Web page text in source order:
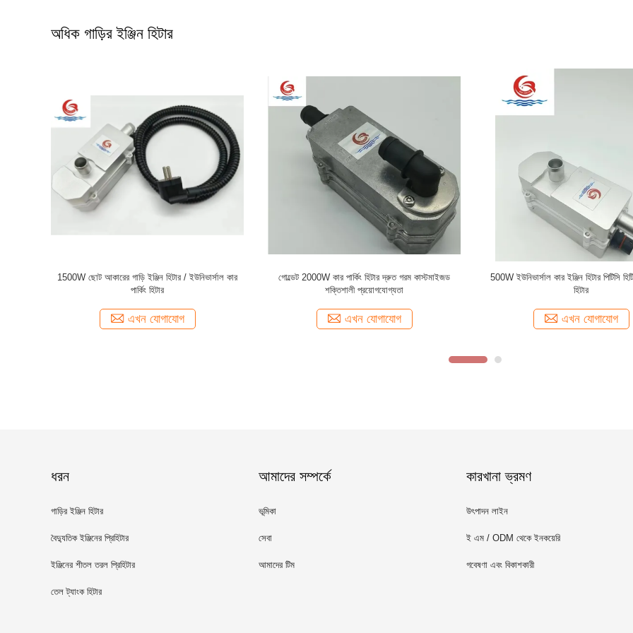
অধিক গাড়ির ইঞ্জিন হিটার
গোল্ডেট যানবাহন ওয়াটার হিটার 500W 220V ইলেকট্রিক পার্কিং
হিটার গাড়ির জন্য
এখন যোগাযোগ
সুরক্ষা গাড়ি ইঞ্জিন হিটার কাস্টমাইজড পিটিসি হিটিং অটোমোবাইল
ইঞ্জিন হিটার
এখন যোগাযোগ
গাড়ির ইঞ্জিন হিটার পিটিসি গরম দ্রুত গরম
এখন যোগাযোগ
ধরন
গাড়ির ইঞ্জিন হিটার
বৈদ্যুতিক ইঞ্জিনের প্রিহিটার
ইঞ্জিনের শীতল তরল প্রিহিটার
তেল ট্যাংক হিটার
আমাদের সম্পর্কে
ভূমিকা
সেবা
আমাদের টিম
কারখানা ভ্রমণ
উৎপাদন লাইন
ই এম / ODM থেকে ইনকয়েরি
গবেষণা এবং বিকাশকারী